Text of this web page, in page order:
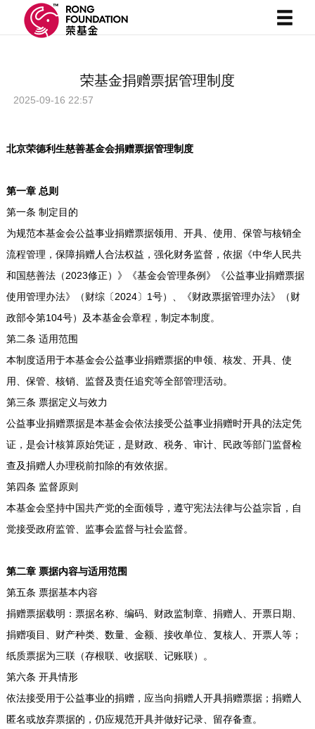
荣基金捐赠票据管理制度
2025-09-16 22:57
北京荣德利生慈善基金会捐赠票据管理制度
第一章 总则
第一条 制定目的
为规范本基金会公益事业捐赠票据领用、开具、使用、保管与核销全
流程管理，保障捐赠人合法权益，强化财务监督，依据《中华人民共
和国慈善法（2023修正）》《基金会管理条例》《公益事业捐赠票据
使用管理办法》（财综〔2024〕1号）、《财政票据管理办法》（财
政部令第104号）及本基金会章程，制定本制度。
第二条 适用范围
本制度适用于本基金会公益事业捐赠票据的申领、核发、开具、使
用、保管、核销、监督及责任追究等全部管理活动。
第三条 票据定义与效力
公益事业捐赠票据是本基金会依法接受公益事业捐赠时开具的法定凭
证，是会计核算原始凭证，是财政、税务、审计、民政等部门监督检
查及捐赠人办理税前扣除的有效依据。
第四条 监督原则
本基金会坚持中国共产党的全面领导，遵守宪法法律与公益宗旨，自
觉接受政府监管、监事会监督与社会监督。
第二章 票据内容与适用范围
第五条 票据基本内容
捐赠票据载明：票据名称、编码、财政监制章、捐赠人、开票日期、
捐赠项目、财产种类、数量、金额、接收单位、复核人、开票人等；
纸质票据为三联（存根联、收据联、记账联）。
第六条 开具情形
依法接受用于公益事业的捐赠，应当向捐赠人开具捐赠票据；捐赠人
匿名或放弃票据的，仍应规范开具并做好记录、留存备查。